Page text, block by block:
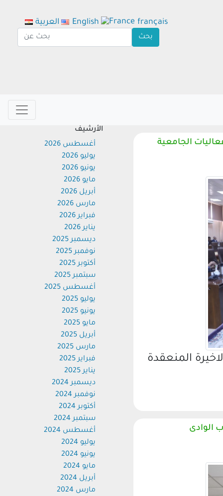
الجامعية
المنعقدة
الأرشيف
أغسطس 2026
يوليو 2026
يونيو 2026
مايو 2026
أبريل 2026
مارس 2026
فبراير 2026
يناير 2026
ديسمبر 2025
نوفمبر 2025
أكتوبر 2025
سبتمبر 2025
أغسطس 2025
يوليو 2025
يونيو 2025
مايو 2025
أبريل 2025
مارس 2025
فبراير 2025
يناير 2025
ديسمبر 2024
نوفمبر 2024
أكتوبر 2024
سبتمبر 2024
أغسطس 2024
يوليو 2024
يونيو 2024
مايو 2024
أبريل 2024
مارس 2024
العربية English français